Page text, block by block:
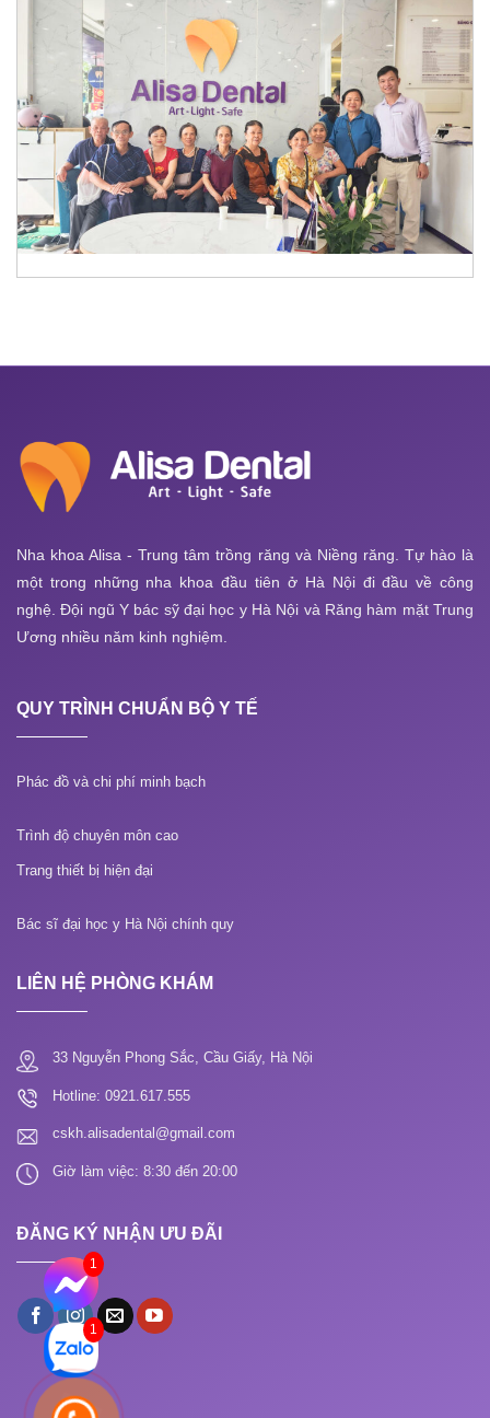
Nha khoa Alisa - Trung tâm trồng răng và Niềng răng. Tự hào là
một trong những nha khoa đầu tiên ở Hà Nội đi đầu về công
nghệ. Đội ngũ Y bác sỹ đại học y Hà Nội và Răng hàm mặt Trung
Ương nhiều năm kinh nghiệm.
QUY TRÌNH CHUẨN BỘ Y TẾ
Phác đồ và chi phí minh bạch
Trình độ chuyên môn cao
Trang thiết bị hiện đại
Bác sĩ đại học y Hà Nội chính quy
LIÊN HỆ PHÒNG KHÁM
33 Nguyễn Phong Sắc, Cầu Giấy, Hà Nội
Hotline: 0921.617.555
cskh.alisadental@gmail.com
Giờ làm việc: 8:30 đến 20:00
ĐĂNG KÝ NHẬN ƯU ĐÃI
1
1